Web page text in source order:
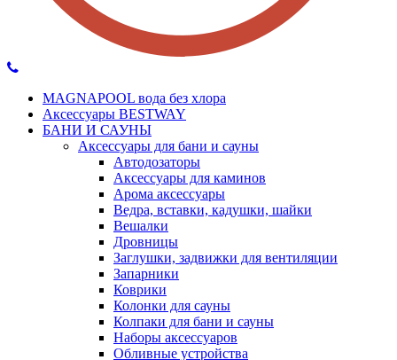
MAGNAPOOL вода без хлора
Аксессуары BESTWAY
БАНИ И САУНЫ
Аксессуары для бани и сауны
Автодозаторы
Аксессуары для каминов
Арома аксессуары
Ведра, вставки, кадушки, шайки
Вешалки
Дровницы
Заглушки, задвижки для вентиляции
Запарники
Коврики
Колонки для сауны
Колпаки для бани и сауны
Наборы аксессуаров
Обливные устройства